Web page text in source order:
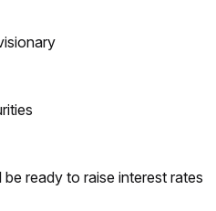
ready to raise interest rates